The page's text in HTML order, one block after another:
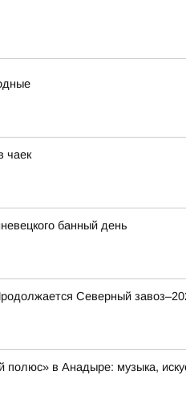
чаек
банный день
Северный
полюс» в Анадыре: музыка,